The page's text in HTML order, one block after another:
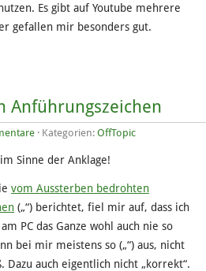
Es gibt auf Youtube mehrere
gefallen mir besonders gut.
Anführungszeichen
· Kategorien: OffTopic
Sinne der Anklage!
vom Aussterben bedrohten
(„“) berichtet, fiel mir auf, dass ich
PC das Ganze wohl auch nie so
bei mir meistens so („“) aus, nicht
Dazu auch eigentlich nicht „korrekt“.